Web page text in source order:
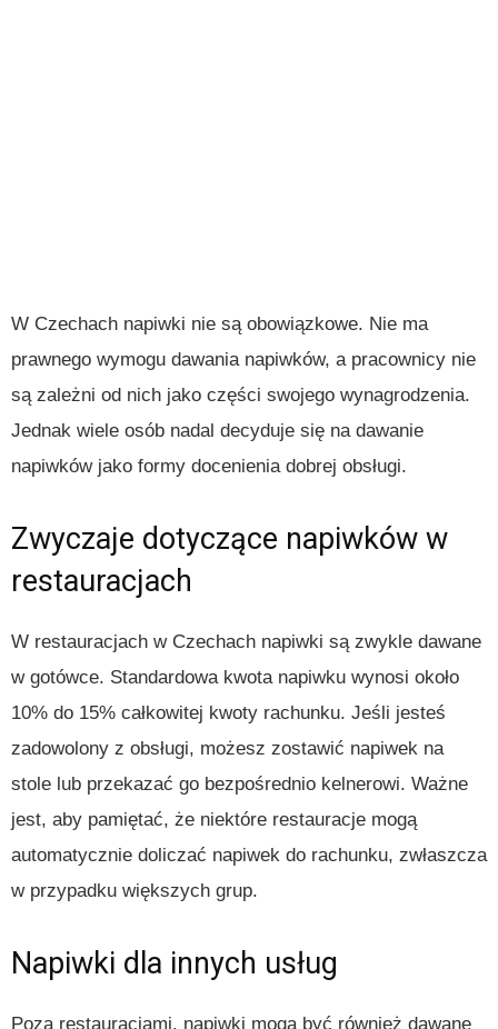
W Czechach napiwki nie są obowiązkowe. Nie ma
prawnego wymogu dawania napiwków, a pracownicy nie
są zależni od nich jako części swojego wynagrodzenia.
Jednak wiele osób nadal decyduje się na dawanie
napiwków jako formy docenienia dobrej obsługi.
Zwyczaje dotyczące napiwków w
restauracjach
W restauracjach w Czechach napiwki są zwykle dawane
w gotówce. Standardowa kwota napiwku wynosi około
10% do 15% całkowitej kwoty rachunku. Jeśli jesteś
zadowolony z obsługi, możesz zostawić napiwek na
stole lub przekazać go bezpośrednio kelnerowi. Ważne
jest, aby pamiętać, że niektóre restauracje mogą
automatycznie doliczać napiwek do rachunku, zwłaszcza
w przypadku większych grup.
Napiwki dla innych usług
Poza restauracjami, napiwki mogą być również dawane